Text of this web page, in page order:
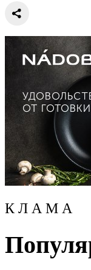
К Л А М А